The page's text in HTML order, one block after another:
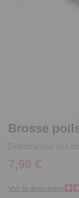
Brosse
Débarrassez vos
7,99 €
Voir la description